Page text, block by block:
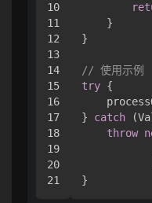
10
11
12
13
14
15
16
17
18
19
20
    }
}
// 使用示例
try {
} catch
throw